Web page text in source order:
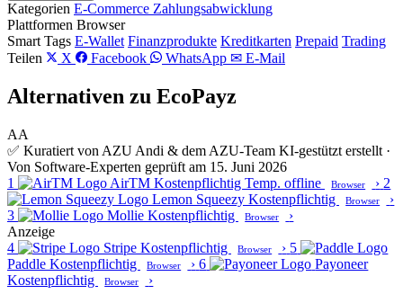
Kategorien E-Commerce Zahlungsabwicklung
Plattformen Browser
Smart Tags E-Wallet Finanzprodukte Kreditkarten Prepaid Trading
Teilen
X Facebook WhatsApp ✉ E-Mail
Alternativen zu EcoPayz
AA
✅ Kuratiert von AZU Andi & dem AZU-Team KI-gestützt erstellt ·
Von Software-Experten geprüft am 15. Juni 2026
1
AirTM Kostenpflichtig Temp. offline Browser › 2
Lemon Squeezy Kostenpflichtig Browser
›
3
Mollie Kostenpflichtig Browser
›
Anzeige
4
Stripe Kostenpflichtig Browser › 5
Paddle Kostenpflichtig Browser › 6
Payoneer
Kostenpflichtig
Browser ›